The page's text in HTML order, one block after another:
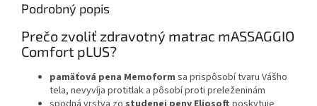
Podrobný popis
Prečo zvoliť zdravotný matrac mASSAGGIO
Comfort pLUS?
pamäťová pena Memoform sa prispôsobí tvaru Vášho
tela, nevyvíja protitlak a pôsobí proti preleženinám